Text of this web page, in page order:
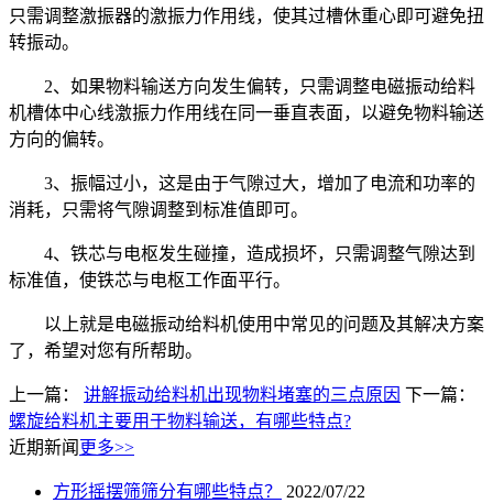
只需调整激振器的激振力作用线，使其过槽休重心即可避免扭
转振动。
2、如果物料输送方向发生偏转，只需调整电磁振动给料
机槽体中心线激振力作用线在同一垂直表面，以避免物料输送
方向的偏转。
3、振幅过小，这是由于气隙过大，增加了电流和功率的
消耗，只需将气隙调整到标准值即可。
4、铁芯与电枢发生碰撞，造成损坏，只需调整气隙达到
标准值，使铁芯与电枢工作面平行。
以上就是电磁振动给料机使用中常见的问题及其解决方案
了，希望对您有所帮助。
上一篇： 讲解振动给料机出现物料堵塞的三点原因 下一篇：
螺旋给料机主要用于物料输送，有哪些特点?
近期新闻 更多>>
方形摇摆筛筛分有哪些特点？
2022/07/22